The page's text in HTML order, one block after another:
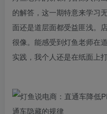
的解答，这一期特意来学习
面还是道层面都受益匪浅。
很像。能感受到灯鱼老师在
实践，我个人还是在纸面上